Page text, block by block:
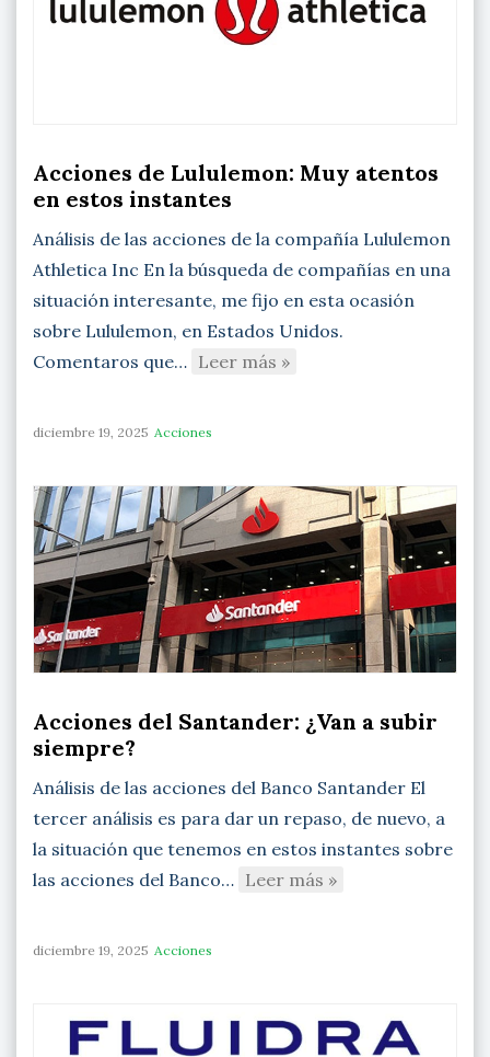
Acciones de Lululemon: Muy atentos
en estos instantes
Análisis de las acciones de la compañía Lululemon
Athletica Inc En la búsqueda de compañías en una
situación interesante, me fijo en esta ocasión
sobre Lululemon, en Estados Unidos.
Comentaros que… Leer más »
diciembre 19, 2025 Acciones
Acciones del Santander: ¿Van a subir
siempre?
Análisis de las acciones del Banco Santander El
tercer análisis es para dar un repaso, de nuevo, a
la situación que tenemos en estos instantes sobre
las acciones del Banco… Leer más »
diciembre 19, 2025 Acciones